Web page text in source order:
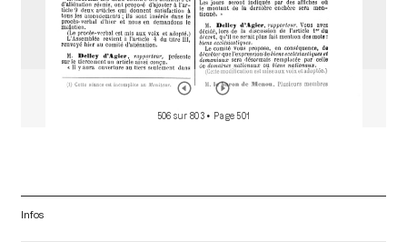
506 sur 803 • Page 501
Infos